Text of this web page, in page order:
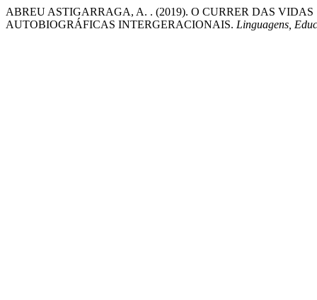
ABREU ASTIGARRAGA, A. . (2019). O CURRER DAS
AUTOBIOGRÁFICAS INTERGERACIONAIS. Linguagens,